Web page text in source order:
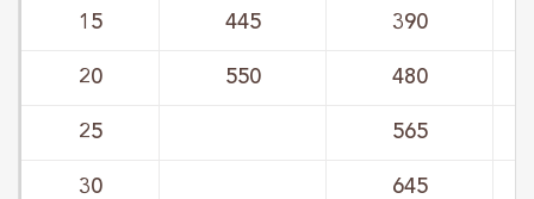
15 445 390
20 550 480
25 565
30 645